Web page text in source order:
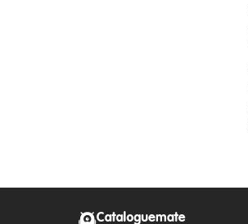
Cataloguemate